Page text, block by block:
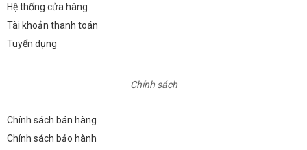
Hệ thống cửa hàng
Tài khoản thanh toán
Tuyển dụng
Chính sách
Chính sách bán hàng
Chính sách bảo hành